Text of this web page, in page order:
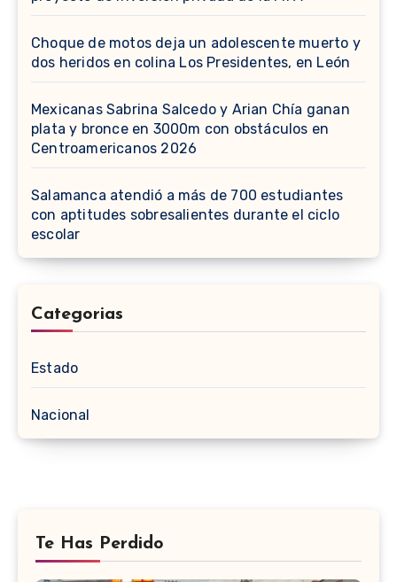
Choque de motos deja un adolescente muerto y
dos heridos en colina Los Presidentes, en León
Mexicanas Sabrina Salcedo y Arian Chía ganan
plata y bronce en 3000m con obstáculos en
Centroamericanos 2026
Salamanca atendió a más de 700 estudiantes
con aptitudes sobresalientes durante el ciclo
escolar
Categorias
Estado
Nacional
Te Has Perdido